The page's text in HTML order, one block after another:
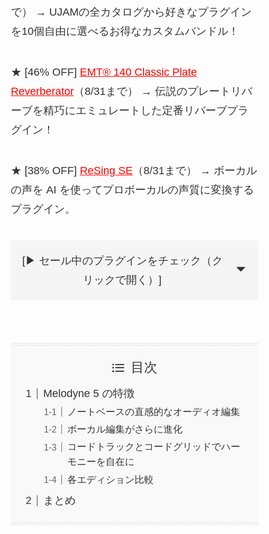
で） → UJAMの全カタログから好きなプラグイン
を10個自由に選べるお得なカスタムバンドル！
★ [46% OFF] EMT® 140 Classic Plate
Reverberator（8/31まで） → 伝説のプレートリバ
ーブを精巧にエミュレートした定番リバーブプラ
グイン！
★ [38% OFF] ReSing SE（8/31まで） → ボーカル
の声を AI を使ってプロボーカルの声質に変換する
プラグイン。
[▶︎ セール中のプラグインをチェック（ク
リックで開く）]
目次
Melodyne 5 の特徴
ノートベースの直感的なオーディオ編集
ボーカル編集がさらに進化
コードトラックとコードグリッドでハー
モニーを自在に
各エディション比較
まとめ